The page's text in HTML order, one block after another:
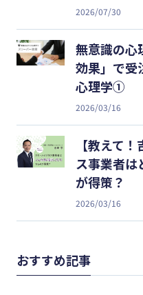
2026/07/30
無意識の心
効果」で受
心理学①
2026/03/16
【教えて
ス事業者は
が得策？
2026/03/16
おすすめ記事